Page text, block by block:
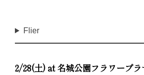
Flier
2/28(土) at 名城公園フラワープラ